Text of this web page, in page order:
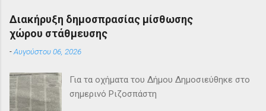
Διακήρυξη δημοσπρασίας μίσθωσης
χώρου στάθμευσης
-Αυγούστου 06, 2026
Για τα οχήματα του Δήμου Δημοσιεύθηκε στο
σημερινό Ριζοσπάστη